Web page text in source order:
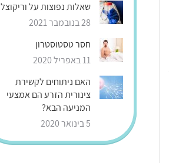
שאלות נפוצות על וריקוצל
28 בנובמבר 2021
חסר טסטוסטרון
11 באפריל 2020
האם ניתוחים לקשירת
צינורית הזרע הם אמצעי
המניעה הבא?
5 בינואר 2020